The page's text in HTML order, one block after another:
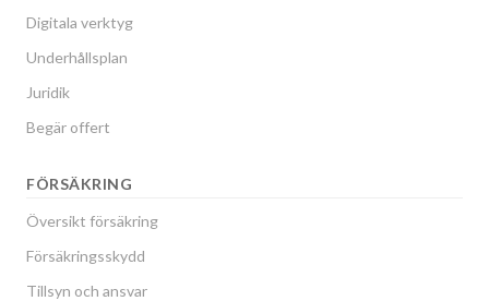
Digitala verktyg
Underhållsplan
Juridik
Begär offert
FÖRSÄKRING
Översikt försäkring
Försäkringsskydd
Tillsyn och ansvar